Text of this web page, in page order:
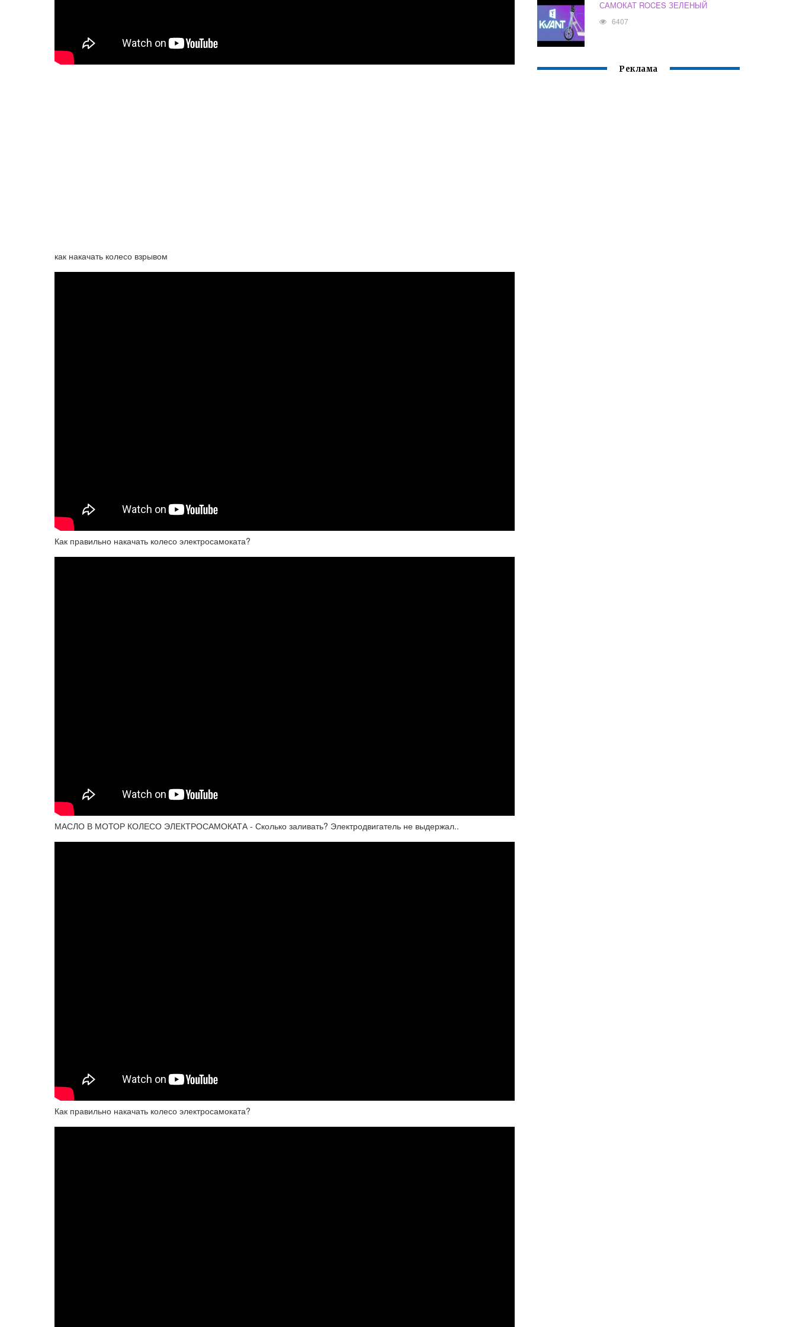
как накачать колесо взрывом
Как правильно накачать колесо электросамоката?
МАСЛО В МОТОР КОЛЕСО ЭЛЕКТРОСАМОКАТА - Сколько заливать? Электродвигатель не выдержал..
Как правильно накачать колесо электросамоката?
САМОКАТ ROCES ЗЕЛЕНЫЙ
6407
Реклама